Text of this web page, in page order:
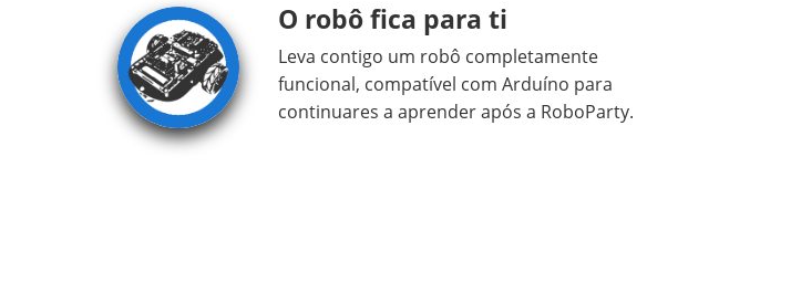
O robô fica para ti
Leva contigo um robô completamente
funcional, compatível com Arduíno para
continuares a aprender após a RoboParty.